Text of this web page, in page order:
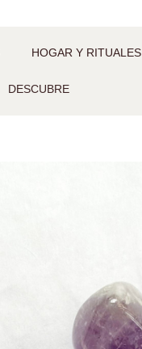
HOGAR Y RITUALES
DESCUBRE